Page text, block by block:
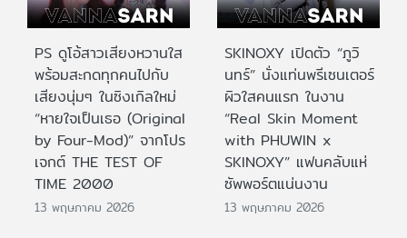
PS ดูโอ้สาวเสียงหวานใส
พร้อมสะกดทุกคนไปกับ
เสียงนุ่มๆ ในซิงเกิลใหม่
“หายใจเป็นเธอ (Original
by Four-Mod)” จากโปร
เจกต์ THE TEST OF
TIME 2000
13 พฤษภาคม 2026
SKINOXY เปิดตัว “ภูวิ
นทร์” นั่งแท่นพรีเซนเตอร์
ผิวใสคนแรก ในงาน
“Real Skin Moment
with PHUWIN x
SKINOXY” แฟนคลับแห่
ซัพพอร์ตแน่นงาน
13 พฤษภาคม 2026